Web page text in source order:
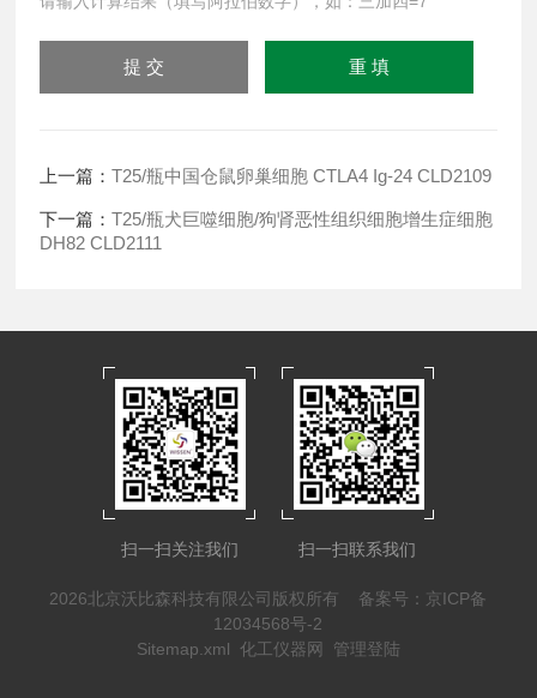
上一篇：T25/瓶中国仓鼠卵巢细胞 CTLA4 Ig-24 CLD2109
下一篇：T25/瓶犬巨噬细胞/狗肾恶性组织细胞增生症细胞
DH82 CLD2111
扫一扫关注我们 扫一扫联系我们
2026北京沃比森科技有限公司版权所有 备案号：京ICP备
12034568号-2
Sitemap.xml 化工仪器网 管理登陆